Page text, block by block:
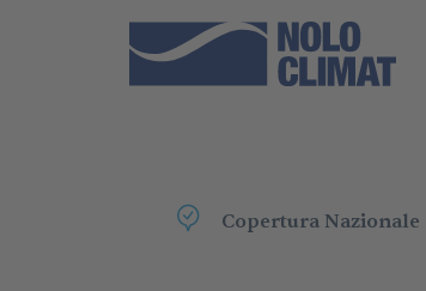
Copertura Nazionale